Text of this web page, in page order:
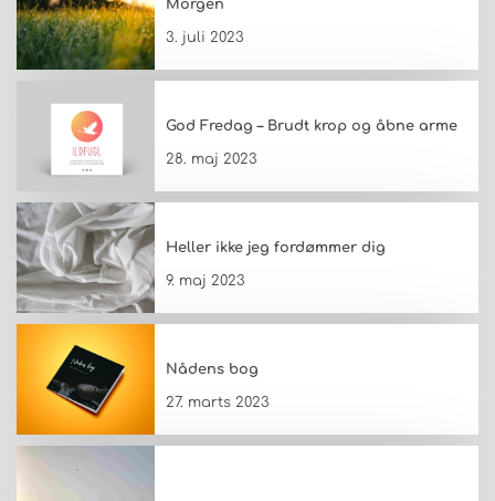
Morgen
3. juli 2023
God Fredag – Brudt krop og åbne arme
28. maj 2023
Heller ikke jeg fordømmer dig
9. maj 2023
Nådens bog
27. marts 2023